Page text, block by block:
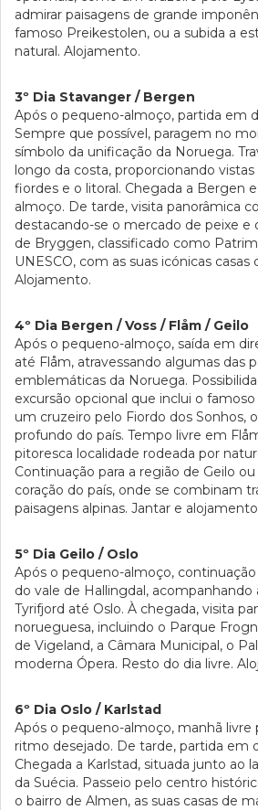
admirar paisagens de grande
famoso Preikestolen, ou a subida a
natural. Alojamento.
3º Dia Stavanger / Bergen
Após o pequeno-almoço, partida em
Sempre que possível, paragem no
símbolo da unificação da Noruega.
longo da costa, proporcionando vistas
fiordes e o litoral. Chegada a Bergen
almoço. De tarde, visita panorâmica
destacando-se o mercado de peixe e
de Bryggen, classificado como
UNESCO, com as suas icónicas casas
Alojamento.
4º Dia Bergen / Voss / Flåm / Geilo
Após o pequeno-almoço, saída em
até Flåm, atravessando algumas das
emblemáticas da Noruega.
excursão opcional que inclui o
um cruzeiro pelo Fiordo dos Sonhos,
profundo do país. Tempo livre em
pitoresca localidade rodeada por
Continuação para a região de Geilo
coração do país, onde se combinam
paisagens alpinas. Jantar e
5º Dia Geilo / Oslo
Após o pequeno-almoço,
do vale de Hallingdal, acompanhando
Tyrifjord até Oslo. À chegada, visita
norueguesa, incluindo o Parque
de Vigeland, a Câmara Municipal, o
moderna Ópera. Resto do dia livre.
6º Dia Oslo / Karlstad
Após o pequeno-almoço, manhã livre
ritmo desejado. De tarde, partida em
Chegada a Karlstad, situada junto ao
da Suécia. Passeio pelo centro
o bairro de Almen, as suas casas de